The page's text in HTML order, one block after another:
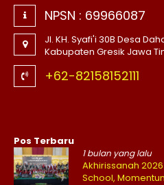
NPSN : 69966087
Jl. KH. Syafi'i 30B Desa
Kabupaten Gresik Jawa
+62-82158152111
Pos Terbaru
1 bulan yang lalu
Akhirissanah
School,